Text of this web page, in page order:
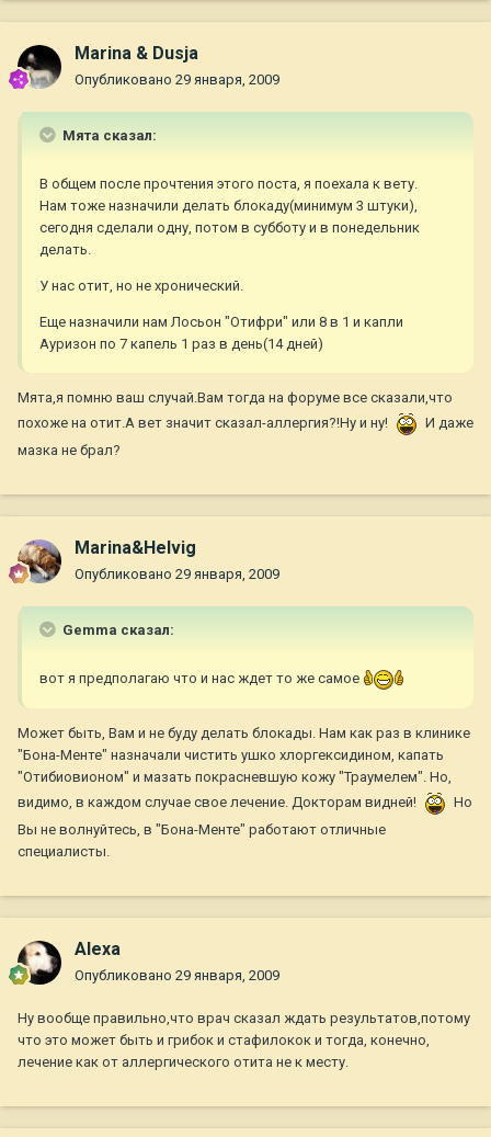
Marina & Dusja
Опубликовано 29 января, 2009
Мята сказал:
В общем после прочтения этого поста, я поехала к вету.
Нам тоже назначили делать блокаду(минимум 3 штуки),
сегодня сделали одну, потом в субботу и в понедельник
делать.
У нас отит, но не хронический.
Еще назначили нам Лосьон "Отифри" или 8 в 1 и капли
Ауризон по 7 капель 1 раз в день(14 дней)
Мята,я помню ваш случай.Вам тогда на форуме все сказали,что
похоже на отит.А вет значит сказал-аллергия?!Ну и ну!
И даже
мазка не брал?
Marina&Helvig
Опубликовано 29 января, 2009
Gemma сказал:
вот я предполагаю что и нас ждет то же самое
Может быть, Вам и не буду делать блокады. Нам как раз в клинике
"Бона-Менте" назначали чистить ушко хлоргексидином, капать
"Отибиовионом" и мазать покрасневшую кожу "Траумелем". Но,
видимо, в каждом случае свое лечение. Докторам видней!
Но
Вы не волнуйтесь, в "Бона-Менте" работают отличные
специалисты.
Alexa
Опубликовано 29 января, 2009
Ну вообще правильно,что врач сказал ждать результатов,потому
что это может быть и грибок и стафилокок и тогда, конечно,
лечение как от аллергического отита не к месту.